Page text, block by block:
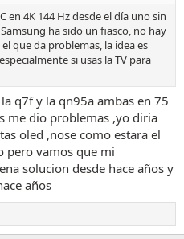
en 4K 144 Hz desde el día uno sin
ha sido un fiasco, no hay
que da problemas, la idea es
si usas la TV para
q7f y la qn95a ambas en 75
me dio problemas ,yo diria
oled ,nose como estara el
pero vamos que mi
solucion desde hace años y
años